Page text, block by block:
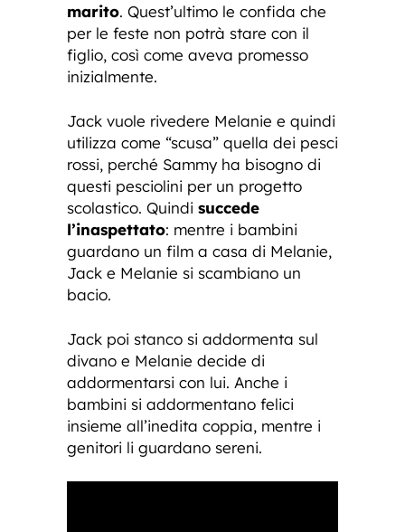
marito. Quest’ultimo le confida che
per le feste non potrà stare con il
figlio, così come aveva promesso
inizialmente.
Jack vuole rivedere Melanie e quindi
utilizza come “scusa” quella dei pesci
rossi, perché Sammy ha bisogno di
questi pesciolini per un progetto
scolastico. Quindi succede
l’inaspettato: mentre i bambini
guardano un film a casa di Melanie,
Jack e Melanie si scambiano un
bacio.
Jack poi stanco si addormenta sul
divano e Melanie decide di
addormentarsi con lui. Anche i
bambini si addormentano felici
insieme all’inedita coppia, mentre i
genitori li guardano sereni.